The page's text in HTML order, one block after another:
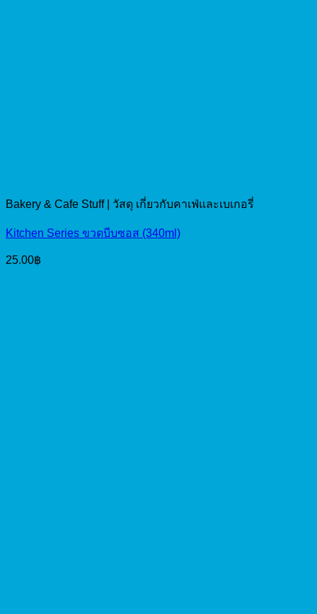
Bakery & Cafe Stuff | วัสดุ เกี่ยวกับคาเฟ่และเบเกอรี่
Kitchen Series ขวดบีบซอส (340ml)
25.00฿